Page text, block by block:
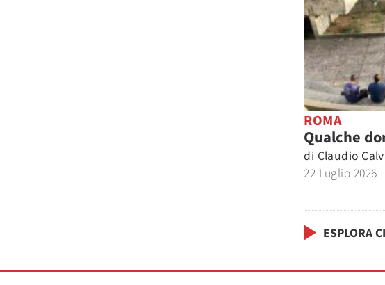
ROMA
Qualche
di Claudio
22 Luglio 2026
ESPLORA